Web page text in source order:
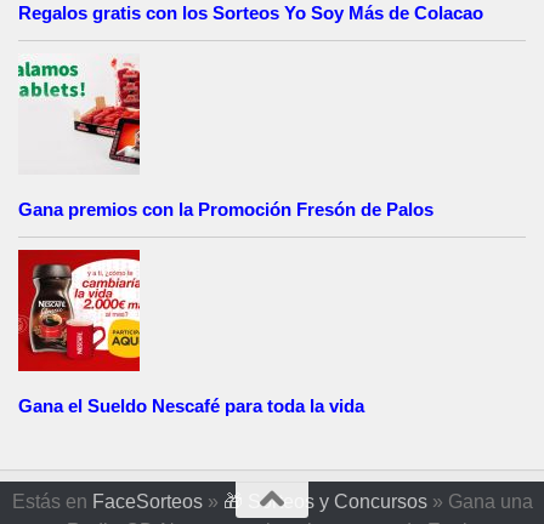
Regalos gratis con los Sorteos Yo Soy Más de Colacao
Gana premios con la Promoción Fresón de Palos
Gana el Sueldo Nescafé para toda la vida
Estás en FaceSorteos» 🎁 Sorteos y Concursos» Gana una